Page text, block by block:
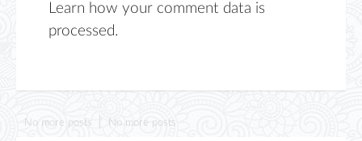
Learn how your comment data is
processed.
No more posts No more posts